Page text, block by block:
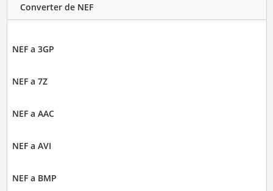
Converter de NEF
NEF a 3GP
NEF a 7Z
NEF a AAC
NEF a AVI
NEF a BMP